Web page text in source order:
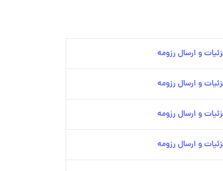
و ارسال رزومه
و ارسال رزومه
و ارسال رزومه
و ارسال رزومه